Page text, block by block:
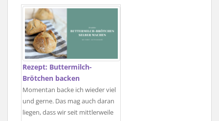
Rezept: Buttermilch-
Brötchen backen
Momentan backe ich wieder viel
und gerne. Das mag auch daran
liegen, dass wir seit mittlerweile